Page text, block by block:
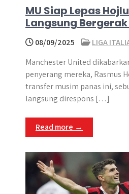
MU Siap Lepas
Langsung
08/09/2025
LIGA
Manchester United
penyerang mereka, Rasmus
transfer musim panas ini,
langsung direspons […]
Read more →